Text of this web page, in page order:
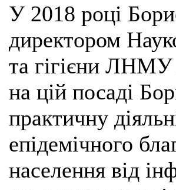
У 2018 році
директором
та гігієни ЛНМУ
на цій посаді
практичну
епідемічного
населення від